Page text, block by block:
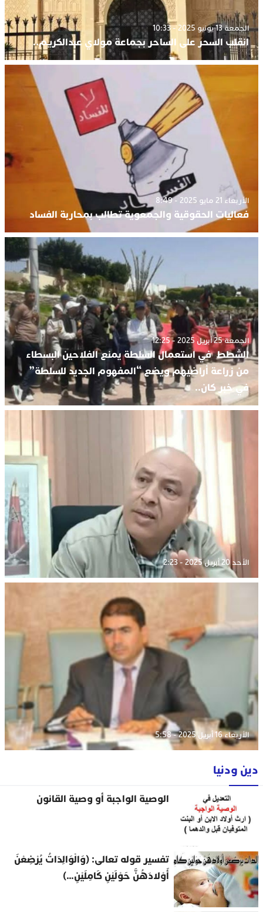
الجمعة 13 يونيو 2025 - 10:33
انقلب السحر على الساحر بجماعة مولاي عبدالكريم..
الأربعاء 21 مايو 2025 - 8:49
فعاليات الحقوقية والجمعوية تطالب بمحاربة الفساد
الجمعة 25 أبريل 2025 - 12:25
الشطط في استعمال السلطة يمنع الفلاحين البسطاء
من زراعة أراضيهم ويضع “المفهوم الجديد للسلطة”
في خبر كان..
الأحد 20 أبريل 2025 - 2:23
الأربعاء 16 أبريل 2025 - 5:58
دين ودنيا
الوصية الواجبة أو وصية القانون
تفسير قوله تعالى: (وَالْوَالِدَاتُ يُرْضِعْنَ
أَوْلادَهُنَّ حَوْلَيْنِ كَامِلَيْنِ…)